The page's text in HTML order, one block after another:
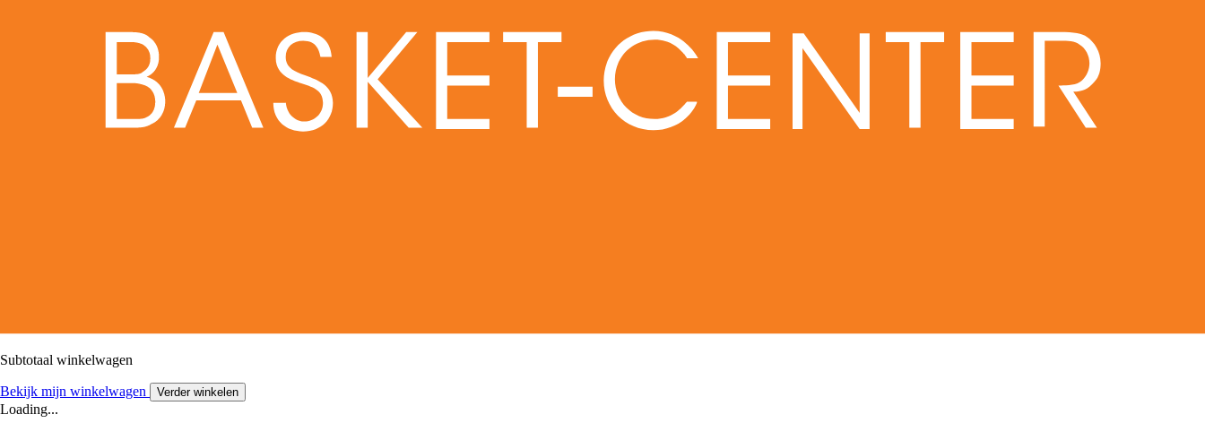
Subtotaal winkelwagen
Bekijk mijn winkelwagen Verder winkelen
Loading...